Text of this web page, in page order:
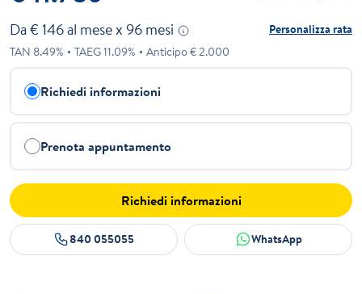
Da € 146al mese x 96 mesi
Personalizza rata
TAN 8.49% TAEG11.09% Anticipo €2.000
Richiedi informazioni
Prenota appuntamento
Richiedi informazioni
840 055055 WhatsApp